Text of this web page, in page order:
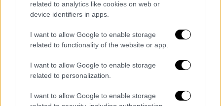
related to analytics like cookies on web or
device identifiers in apps.
I want to allow Google to enable storage
related to functionality of the website or app.
I want to allow Google to enable storage
related to personalization.
I want to allow Google to enable storage
Η μετακίνηση εκτός νομού βέβαια δεν
θεωρείται γενικώς πολύ πιθανή, καθώς θα
πρέπει να πέσουν σημαντικά οι νέες
λοιμώξεις πριν η κυβέρνηση δώσει το
πράσινο φως για να πάμε στα χωριά μας.
Και αυτό διότι οι φόβοι της εστιάζονται
εκτός των άλλων πως αν δοθεί η